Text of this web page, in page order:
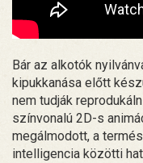
Bár az alkotók
kipukkanása előtt
nem tudják
színvonalú 2D-s
megálmodott, a
intelligencia közötti